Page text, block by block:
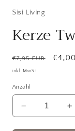
Modal
Sisi Living
Kerze
Normaler
Preis
€7,95 EUR
inkl. MwSt.
Anzahl
Verringere
die